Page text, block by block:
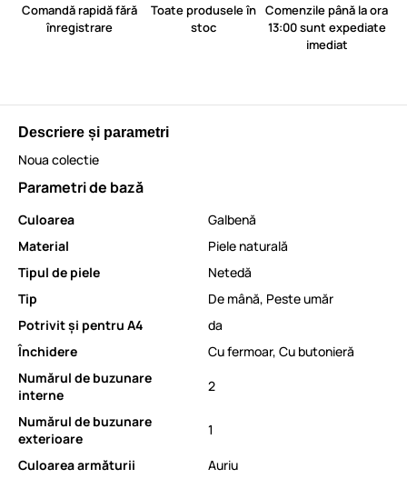
Comandă rapidă fără
înregistrare
Toate produsele în
stoc
Comenzile până la ora
13:00 sunt expediate
imediat
Descriere și parametri
Noua colectie
Parametri de bază
Culoarea
Galbenă
Material
Piele naturală
Tipul de piele
Netedă
Tip
De mână, Peste umăr
Potrivit și pentru A4
da
Închidere
Cu fermoar, Cu butonieră
Numărul de buzunare
interne
2
Numărul de buzunare
exterioare
1
Culoarea armăturii
Auriu